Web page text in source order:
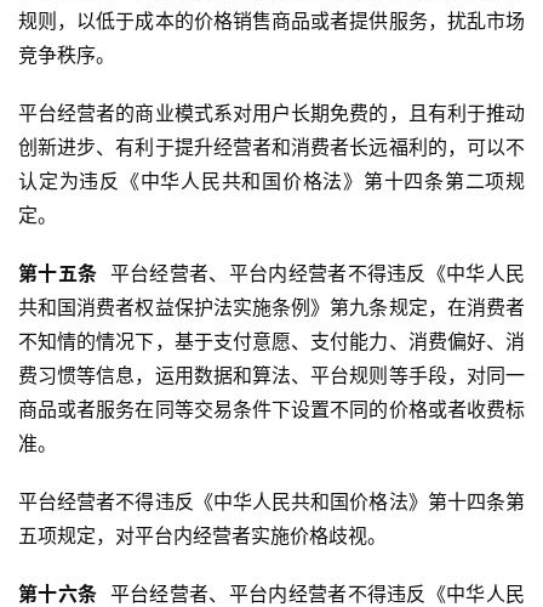
规则，以低于成本的价格销售商品或者提供服务，扰乱市场
竞争秩序。
平台经营者的商业模式系对用户长期免费的，且有利于推动
创新进步、有利于提升经营者和消费者长远福利的，可以不
认定为违反《中华人民共和国价格法》第十四条第二项规
定。
第十五条 平台经营者、平台内经营者不得违反《中华人民
共和国消费者权益保护法实施条例》第九条规定，在消费者
不知情的情况下，基于支付意愿、支付能力、消费偏好、消
费习惯等信息，运用数据和算法、平台规则等手段，对同一
商品或者服务在同等交易条件下设置不同的价格或者收费标
准。
平台经营者不得违反《中华人民共和国价格法》第十四条第
五项规定，对平台内经营者实施价格歧视。
第十六条 平台经营者、平台内经营者不得违反《中华人民